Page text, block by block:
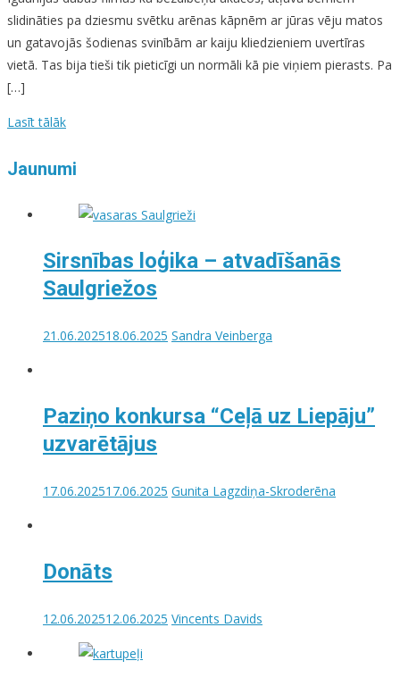
slidināties pa dziesmu svētku arēnas kāpnēm ar jūras vēju matos
un gatavojās šodienas svinībām ar kaiju kliedzieniem uvertīras
vietā. Tas bija tieši tik pieticīgi un normāli kā pie viņiem pierasts. Pa
[…]
Lasīt tālāk
Jaunumi
Sirsnības loģika – atvadīšanās
Saulgriežos
21.06.202518.06.2025 Sandra Veinberga
Paziņo konkursa “Ceļā uz Liepāju”
uzvarētājus
17.06.202517.06.2025 Gunita Lagzdiņa-Skroderēna
Donāts
12.06.202512.06.2025 Vincents Davids